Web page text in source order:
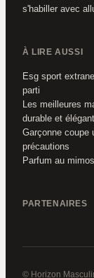
s'habiller avec
À LIRE AUSSI
Esg sport
parti
Les meilleures
durable et élégant
Garçonne coupe
précautions
Parfum au
PARTENAIRES
© Horizon